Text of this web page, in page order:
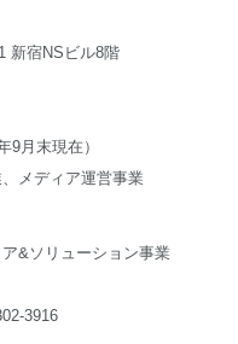
宿NSビル8階
末現在）
メディア運営事業
&ソリューション事業
3916